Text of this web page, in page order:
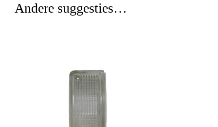
Andere suggesties…
TOEVOEGEN AAN WINKELWAGEN
DETAILS